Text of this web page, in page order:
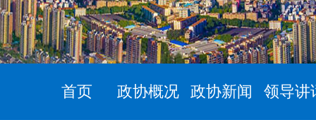
首页 政协概况 政协新闻 领导讲